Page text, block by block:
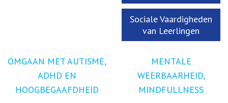
Sociale Vaardigheden
van Leerlingen
OMGAAN MET AUTISME,
ADHD EN
HOOGBEGAAFDHEID
MENTALE
WEERBAARHEID,
MINDFULLNESS